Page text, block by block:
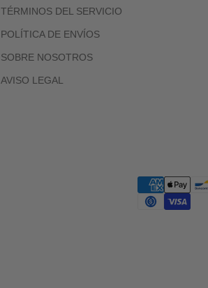
TÉRMINOS DEL SERVICIO
POLÍTICA DE ENVÍOS
SOBRE NOSOTROS
AVISO LEGAL